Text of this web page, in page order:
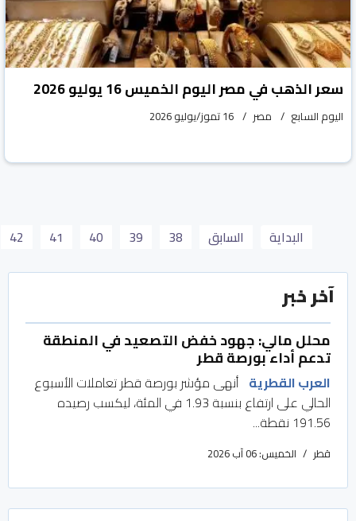
سعر الذهب في مصر اليوم الخميس 16 يوليو 2026
اليوم السابع مصر 16 تموز/يوليو 2026
البداية السابق 38
39
40
41
42
آخر خبر
محلل مالي: جهود خفض التصعيد في المنطقة
تدعم أداء بورصة قطر
العرب القطرية أنهى مؤشر بورصة قطر تعاملات الأسبوع
الحالي على ارتفاع بنسبة 1.93 في المئة، ليكسب رصيده
191.56 نقطة...
قطر الخميس: 06 آب 2026